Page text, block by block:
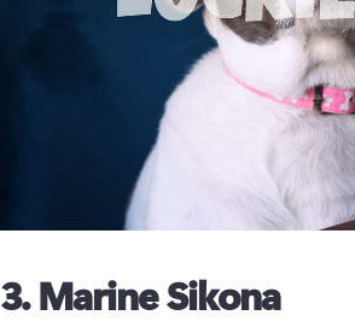
3.Marine Sikona